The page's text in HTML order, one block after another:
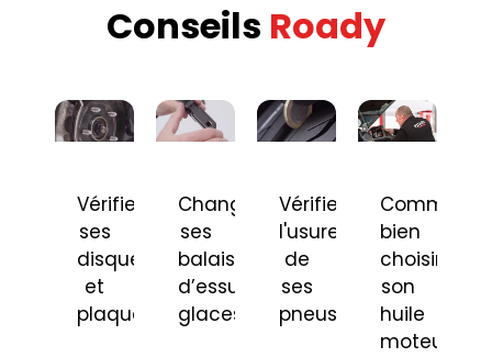
Conseils Roady
Vérifier
ses
disques
et
plaquettes
Changer
ses
balais
d’essuie-
glaces
Vérifier
l'usure
de
ses
pneus
Comment
bien
choisir
son
huile
moteur